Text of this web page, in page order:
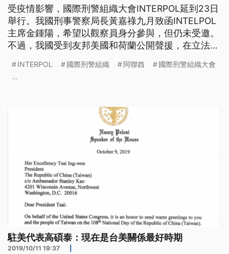
受疫情影響，國際刑警組織大會INTERPOL延到23日
舉行。我國刑事警察局長黃嘉祿九月致函INTELPOL
主席金鍾陽，希望以觀察員身分參與，但仍未受邀。
不過，我國受到友邦美國和荷蘭公開聲援，在立法部
與。本屆也將選出主席和執委，人權紀錄不佳的中國
和阿聯酋也推出人選，引發爭議。
INTERPOL 國際刑警組織 阿聯酋
國際刑警組織大會
...
駐美代表高碩泰：現在是台美關係最好時期
2019/10/11 19:37